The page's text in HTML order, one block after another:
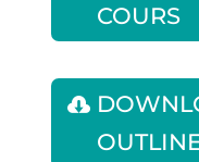
COURS